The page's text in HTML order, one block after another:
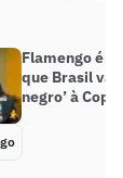
Flamengo é
que Brasil vai
negro’ à